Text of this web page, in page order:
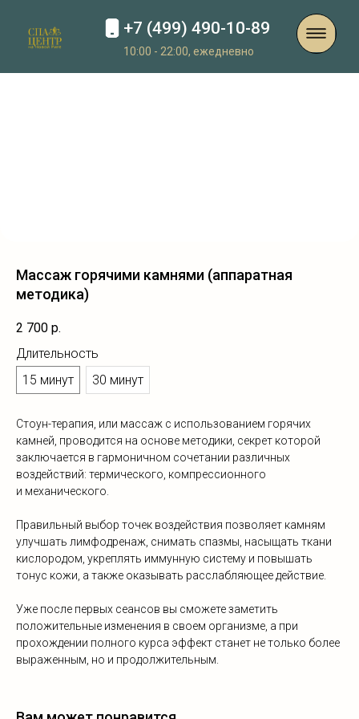
+7 (499) 490-10-89
10:00 - 22:00, ежедневно
Массаж горячими камнями (аппаратная
методика)
2 700 р.
Длительность
15 минут
30 минут
Стоун-терапия, или массаж с использованием горячих
камней, проводится на основе методики, секрет которой
заключается в гармоничном сочетании различных
воздействий: термического, компрессионного
и механического.
Правильный выбор точек воздействия позволяет камням
улучшать лимфодренаж, снимать спазмы, насыщать ткани
кислородом, укреплять иммунную систему и повышать
тонус кожи, а также оказывать расслабляющее действие.
Уже после первых сеансов вы сможете заметить
положительные изменения в своем организме, а при
прохождении полного курса эффект станет не только более
выраженным, но и продолжительным.